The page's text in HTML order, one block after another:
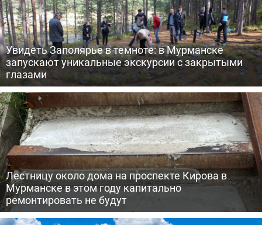
Увидеть Заполярье в темноте: в Мурманске
запускают уникальные экскурсии с закрытыми
глазами
Лестницу около дома на проспекте Кирова в
Мурманске в этом году капитально
ремонтировать не будут